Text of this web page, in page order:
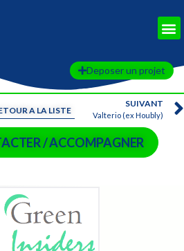
Deposer un projet
A LA LISTE
SUIVANT
Valterio (ex Houbly)
/ ACCOMPAGNER